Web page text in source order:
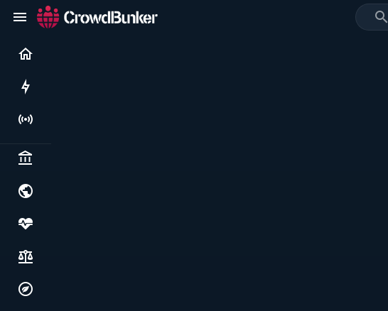
Live
Politics & institutions
Society, justice & freedoms
Economy, environment & technology